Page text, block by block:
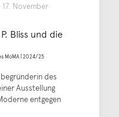
17. November
Bliss und die
MoMA | 2024/25
des
Ausstellung
entgegen